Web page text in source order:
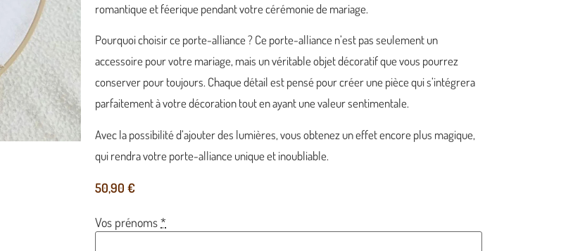
romantique et féerique pendant votre cérémonie de mariage.
Pourquoi choisir ce porte-alliance ? Ce porte-alliance n’est pas seulement un
accessoire pour votre mariage, mais un véritable objet décoratif que vous pourrez
conserver pour toujours. Chaque détail est pensé pour créer une pièce qui s’intégrera
parfaitement à votre décoration tout en ayant une valeur sentimentale.
Avec la possibilité d’ajouter des lumières, vous obtenez un effet encore plus magique,
qui rendra votre porte-alliance unique et inoubliable.
50,90 €
Vos prénoms*